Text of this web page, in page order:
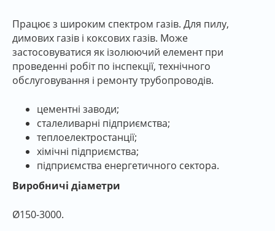
Працює з широким спектром газів. Для пилу,
димових газів і коксових газів. Може
застосовуватися як ізолюючий елемент при
проведенні робіт по інспекції, технічного
обслуговування і ремонту трубопроводів.
цементні заводи;
сталеливарні підприємства;
теплоелектростанції;
хімічні підприємства;
підприємства енергетичного сектора.
Виробничі діаметри
Ø150-3000.